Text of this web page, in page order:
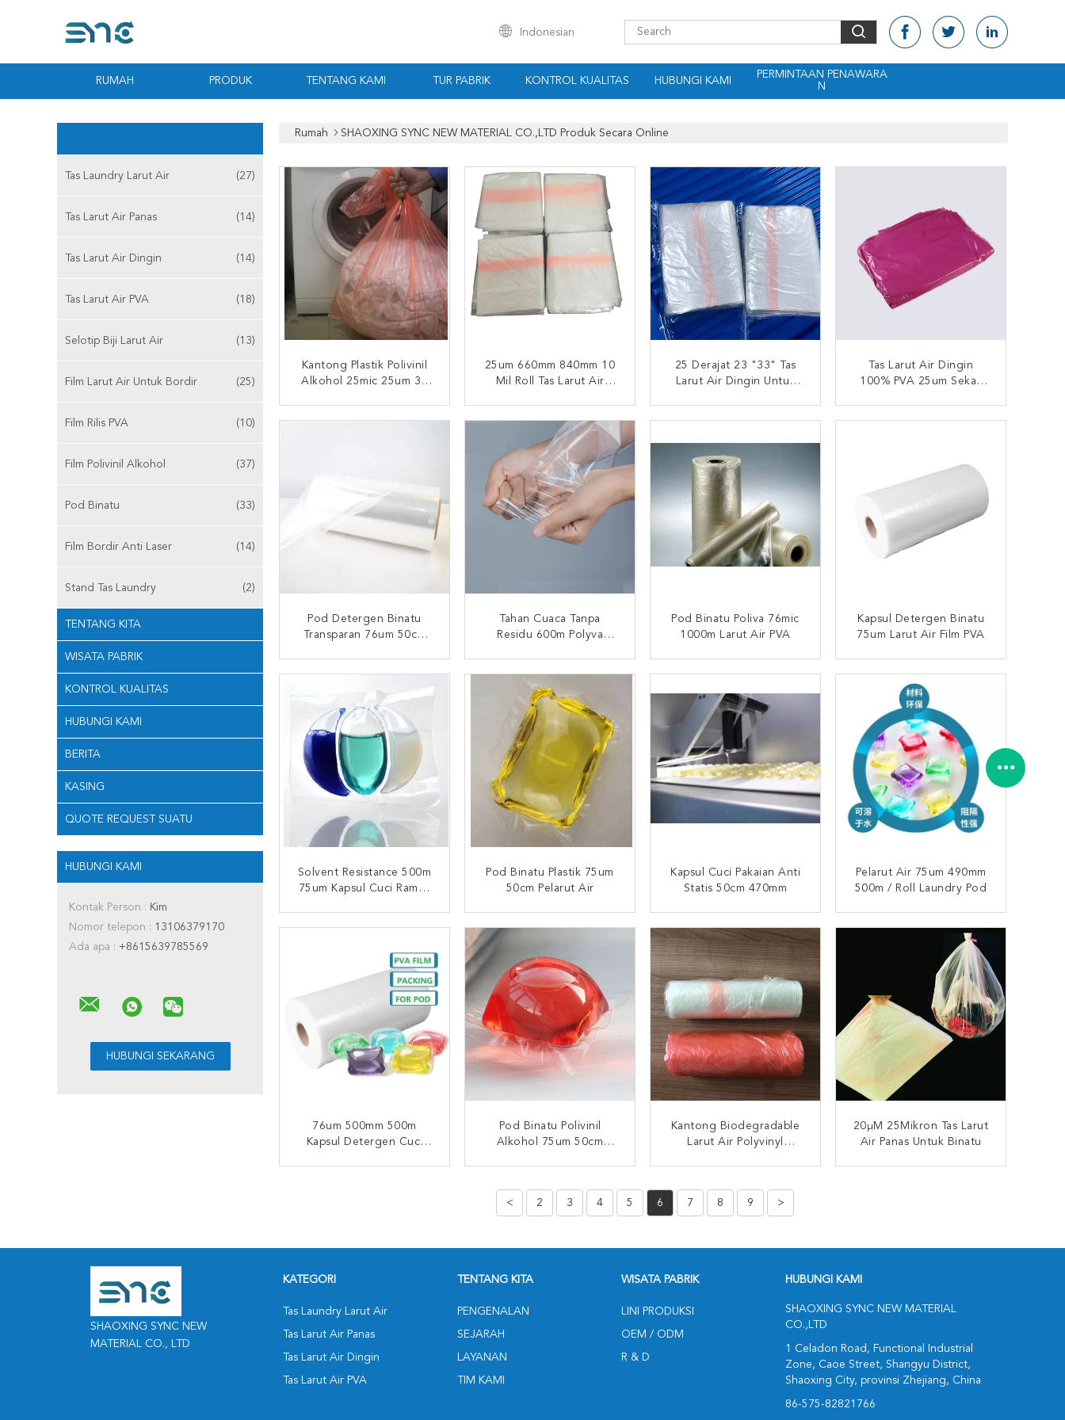
Indonesian
RUMAH PRODUK TENTANG KAMI TUR PABRIK KONTROL KUALITAS HUBUNGI KAMI
PERMINTAAN PENAWARA
N
Tas Laundry Larut Air (27)
Tas Larut Air Panas (14)
Tas Larut Air Dingin (14)
Tas Larut Air PVA (18)
Selotip Biji Larut Air (13)
Film Larut Air Untuk Bordir (25)
Film Rilis PVA (10)
Film Polivinil Alkohol (37)
Pod Binatu (33)
Film Bordir Anti Laser (14)
Stand Tas Laundry (2)
TENTANG KITA
WISATA PABRIK
KONTROL KUALITAS
HUBUNGI KAMI
BERITA
KASING
QUOTE REQUEST SUATU
HUBUNGI KAMI
Kontak Person : Kim
Nomor telepon : 13106379170
Ada apa : +8615639785569
Rumah SHAOXING SYNC NEW MATERIAL CO.,LTD Produk Secara Online
Kantong Plastik Polivinil
Alkohol 25mic 25um 36
HUBUNGI SEKARANG
25um 660mm 840mm 10
Mil Roll Tas Larut Air
HUBUNGI SEKARANG
25 Derajat 23 "33" Tas
Larut Air Dingin Untuk
HUBUNGI SEKARANG
Tas Larut Air Dingin
100% PVA 25um Sekali
HUBUNGI SEKARANG
Pod Detergen Binatu
Transparan 76um 50cm
HUBUNGI SEKARANG
Tahan Cuaca Tanpa
Residu 600m Polyva
HUBUNGI SEKARANG
Pod Binatu Poliva 76mic
1000m Larut Air PVA
HUBUNGI SEKARANG
Kapsul Detergen Binatu
75um Larut Air Film PVA
HUBUNGI SEKARANG
Solvent Resistance 500m
75um Kapsul Cuci Ramah
HUBUNGI SEKARANG
Pod Binatu Plastik 75um
50cm Pelarut Air
HUBUNGI SEKARANG
Kapsul Cuci Pakaian Anti
Statis 50cm 470mm
HUBUNGI SEKARANG
Pelarut Air 75um 490mm
500m / Roll Laundry Pod
HUBUNGI SEKARANG
76um 500mm 500m
Kapsul Detergen Cuci
Pod Binatu Polivinil
Alkohol 75um 50cm
Kantong Biodegradable
Larut Air Polyvinyl
20μM 25Mikron Tas Larut
Air Panas Untuk Binatu
< 2 3 4 5 6 7 8 9 >
SHAOXING SYNC NEW
MATERIAL CO., LTD
KATEGORI
Tas Laundry Larut Air
Tas Larut Air Panas
Tas Larut Air Dingin
Tas Larut Air PVA
TENTANG KITA
PENGENALAN
SEJARAH
LAYANAN
TIM KAMI
WISATA PABRIK
LINI PRODUKSI
OEM / ODM
R & D
HUBUNGI KAMI
SHAOXING SYNC NEW MATERIAL
CO.,LTD
1 Celadon Road, Functional Industrial
Zone, Caoe Street, Shangyu District,
Shaoxing City, provinsi Zhejiang, China
86-575-82821766